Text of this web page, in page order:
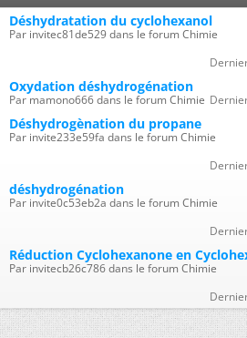
Déshydratation du cyclohexanol
Par invitec81de529 dans le forum Chimie
Oxydation déshydrogénation
Par mamono666 dans le forum Chimie
Déshydrogènation du propane
Par invite233e59fa dans le forum Chimie
déshydrogénation
Par invite0c53eb2a dans le forum Chimie
Réduction Cyclohexanone en
Par invitecb26c786 dans le forum Chimie